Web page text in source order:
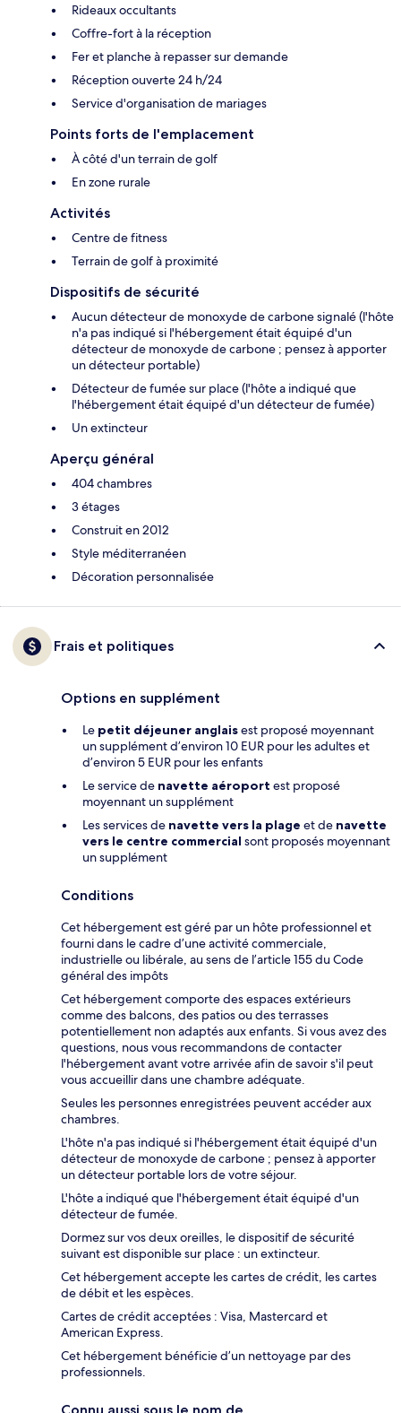
Rideaux occultants
Coffre-fort à la réception
Fer et planche à repasser sur demande
Réception ouverte 24 h/24
Service d'organisation de mariages
Points forts de l'emplacement
À côté d'un terrain de golf
En zone rurale
Activités
Centre de fitness
Terrain de golf à proximité
Dispositifs de sécurité
Aucun détecteur de monoxyde de carbone signalé (l'hôte
n'a pas indiqué si l'hébergement était équipé d'un
détecteur de monoxyde de carbone ; pensez à apporter
un détecteur portable)
Détecteur de fumée sur place (l'hôte a indiqué que
l'hébergement était équipé d'un détecteur de fumée)
Un extincteur
Aperçu général
404 chambres
3 étages
Construit en 2012
Style méditerranéen
Décoration personnalisée
Frais et politiques
Options en supplément
Le petit déjeuner anglaisest proposé moyennant
un supplément d’environ 10 EUR pour les adultes et
d’environ 5 EUR pour les enfants
Le service de navette aéroport est proposé
moyennant un supplément
Les services de navette vers la plage et de navette
vers le centre commercial sont proposés moyennant
un supplément
Conditions
Cet hébergement est géré par un hôte professionnel et
fourni dans le cadre d’une activité commerciale,
industrielle ou libérale, au sens de l’article 155 du Code
général des impôts
Cet hébergement comporte des espaces extérieurs
comme des balcons, des patios ou des terrasses
potentiellement non adaptés aux enfants. Si vous avez des
questions, nous vous recommandons de contacter
l'hébergement avant votre arrivée afin de savoir s'il peut
vous accueillir dans une chambre adéquate.
Seules les personnes enregistrées peuvent accéder aux
chambres.
L'hôte n'a pas indiqué si l'hébergement était équipé d'un
détecteur de monoxyde de carbone ; pensez à apporter
un détecteur portable lors de votre séjour.
L'hôte a indiqué que l'hébergement était équipé d'un
détecteur de fumée.
Dormez sur vos deux oreilles, le dispositif de sécurité
suivant est disponible sur place : un extincteur.
Cet hébergement accepte les cartes de crédit, les cartes
de débit et les espèces.
Cartes de crédit acceptées : Visa, Mastercard et
American Express.
Cet hébergement bénéficie d’un nettoyage par des
professionnels.